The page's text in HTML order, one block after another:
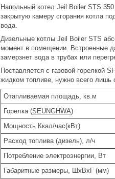
Напольный котел Jeil Boiler STS
закрытую камеру сгорания котла
вода.
Дизельные котлы Jeil Boiler STS
момент в помещении. Встроенные
замерзнет вода в трубах или
Поставляется с газовой горелкой
жидком топливе, нужно всего лишь
Отапливаемая площадь, кв.м
Горелка (SEUNGHWA)
Мощность Ккал/час(кВт)
Расход топлива (дизель), л/ч
Потребление электроэнергии, Вт
Габаритные размеры, ШхВхГ (мм)